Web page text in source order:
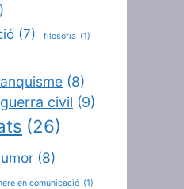
(7) filosofia (1)
(8)
guerra civil (9)
(26)
(8)
en comunicació (1)